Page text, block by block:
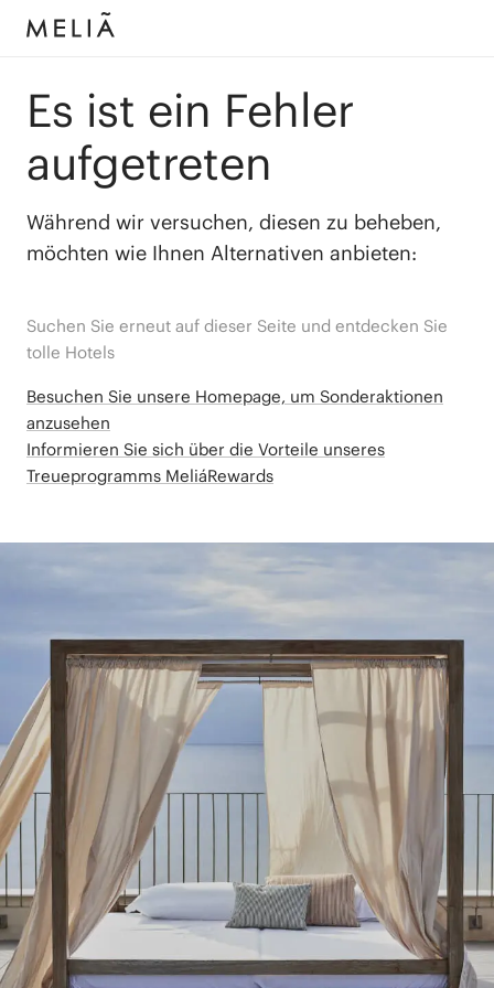
Es ist ein Fehler
aufgetreten
Während wir versuchen, diesen zu beheben,
möchten wie Ihnen Alternativen anbieten:
Suchen Sie erneut auf dieser Seite und entdecken Sie
tolle Hotels
Besuchen Sie unsere Homepage, um Sonderaktionen
anzusehen
Informieren Sie sich über die Vorteile unseres
Treueprogramms MeliáRewards